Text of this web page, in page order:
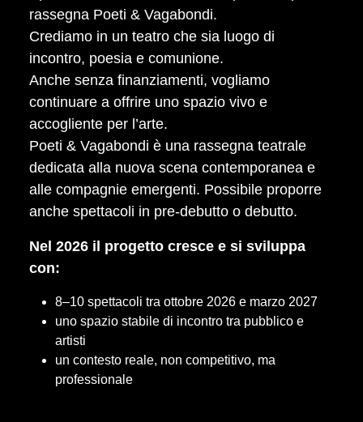
rassegna Poeti & Vagabondi.
Crediamo in un teatro che sia luogo di
incontro, poesia e comunione.
Anche senza finanziamenti, vogliamo
continuare a offrire uno spazio vivo e
accogliente per l’arte.
Poeti & Vagabondi è una rassegna teatrale
dedicata alla nuova scena contemporanea e
alle compagnie emergenti. Possibile proporre
anche spettacoli in pre-debutto o debutto.
Nel 2026 il progetto cresce e si sviluppa
con:
8–10 spettacoli tra ottobre 2026 e marzo 2027
uno spazio stabile di incontro tra pubblico e
artisti
un contesto reale, non competitivo, ma
professionale